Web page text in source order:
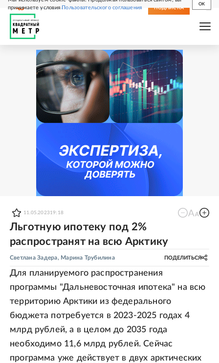
принимаете условияПользовательского соглашения
OK
СВЕЖИЙ НОМЕР ПОДПИСКА
11.05.2023 19:18
Льготную ипотеку под 2%
распространят на всю Арктику
Светлана Задера, Марина Трубилина ПОДЕЛИТЬСЯ
Для планируемого распространения
программы "Дальневосточная ипотека" на всю
территорию Арктики из федерального
бюджета потребуется в 2023-2025 годах 4
млрд рублей, а в целом до 2035 года
необходимо 11,6 млрд рублей. Сейчас
программа уже действует в двух арктических